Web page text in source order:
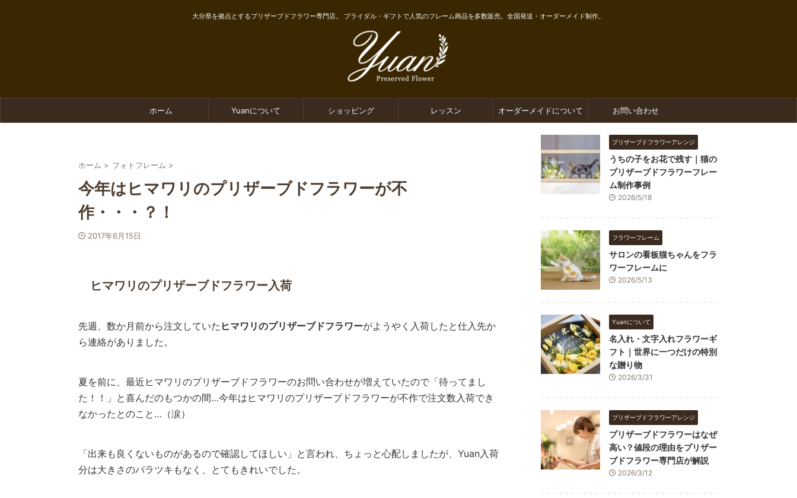
大分県を拠点とするプリザーブドフラワー専門店。 ブライダル・ギフトで人気のフレーム商品を多数販売。全国発送・オーダーメイド制作。
ホーム Yuanについて ショッピング レッスン オーダーメイドについて お問い合わせ
ホーム > フォトフレーム >
今年はヒマワリのプリザーブドフラワーが不
作・・・？！
2017年6月15日
ヒマワリのプリザーブドフラワー入荷
先週、数か月前から注文していた ヒマワリのプリザーブドフラワーがようやく入荷したと仕入先か
ら連絡がありました。
夏を前に、最近ヒマワリのプリザーブドフラワーのお問い合わせが増えていたので「待ってまし
た！！」と喜んだのもつかの間…今年はヒマワリのプリザーブドフラワーが不作で注文数入荷でき
なかったとのこと…（涙）
「出来も良くないものがあるので確認してほしい」と言われ、ちょっと心配しましたが、Yuan入荷
分は大きさのバラツキもなく、とてもきれいでした。
プリザーブドフラワーアレンジ
うちの子をお花で残す｜猫の
プリザーブドフラワーフレー
ム制作事例
2026/5/18
フラワーフレーム
サロンの看板猫ちゃんをフラ
ワーフレームに
2026/5/13
Yuanについて
名入れ・文字入れフラワーギ
フト｜世界に一つだけの特別
な贈り物
2026/3/31
プリザーブドフラワーアレンジ
プリザーブドフラワーはなぜ
高い？値段の理由をプリザー
ブドフラワー専門店が解説
2026/3/12